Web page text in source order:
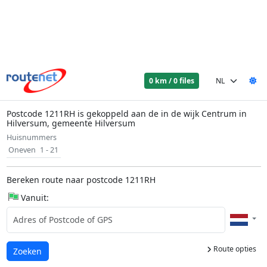
0 km / 0 files
Postcode 1211RH is gekoppeld aan de in de wijk Centrum in
Hilversum, gemeente Hilversum
Huisnummers
Oneven 1 - 21
Bereken route naar postcode 1211RH
Vanuit:
Route opties
Laden...
Zoeken